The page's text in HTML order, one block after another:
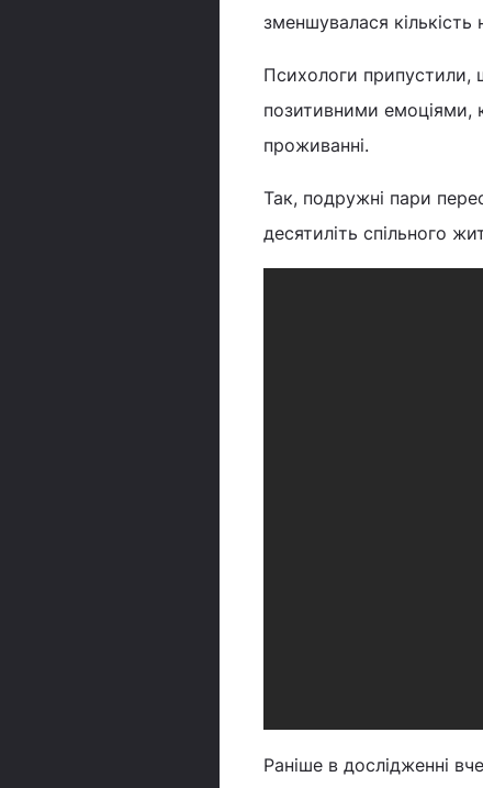
зменшувалася
Психологи припустили,
позитивними емоціями,
проживанні.
Так, подружні пари
десятиліть спільного
Раніше в дослідженні